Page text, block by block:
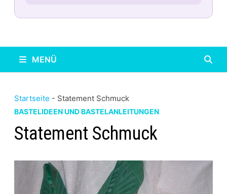
MENÜ
Startseite - Statement Schmuck
BASTELIDEEN UND BASTELANLEITUNGEN
Statement Schmuck